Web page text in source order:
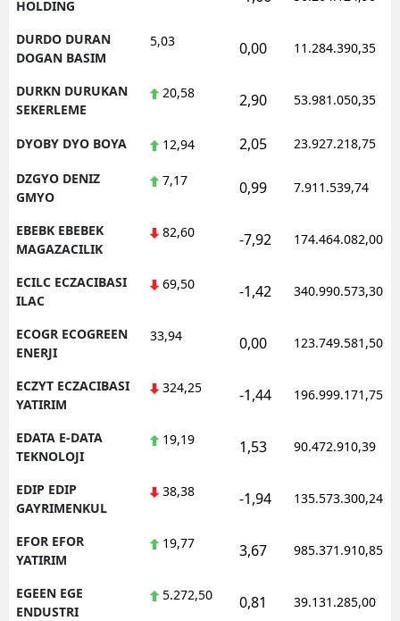
HOLDING
DURDO DURAN
DOGAN BASIM
5,03 0,00 11.284.390,35
DURKN DURUKAN
SEKERLEME
20,58 2,90 53.981.050,35
DYOBY DYO BOYA 12,94 2,05 23.927.218,75
DZGYO DENIZ
GMYO
7,17 0,99 7.911.539,74
EBEBK EBEBEK
MAGAZACILIK
82,60 -7,92 174.464.082,00
ECILC ECZACIBASI
ILAC
69,50 -1,42 340.990.573,30
ECOGR ECOGREEN
ENERJI
33,94 0,00 123.749.581,50
ECZYT ECZACIBASI
YATIRIM
324,25 -1,44 196.999.171,75
EDATA E-DATA
TEKNOLOJI
19,19 1,53 90.472.910,39
EDIP EDIP
GAYRIMENKUL
38,38 -1,94 135.573.300,24
EFOR EFOR
YATIRIM
19,77 3,67 985.371.910,85
EGEEN EGE
ENDUSTRI
5.272,50 0,81 39.131.285,00